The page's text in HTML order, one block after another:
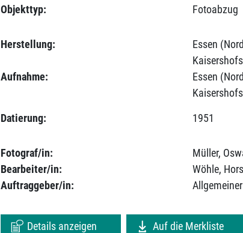
Objekttyp: Fotoabzug
Herstellung:
Essen
Aufnahme:
Essen
Datierung:
1951
Fotograf/in:
Müller,
Bearbeiter/in:
Wöhle,
Auftraggeber/in:
Details anzeigen Auf die Merkliste